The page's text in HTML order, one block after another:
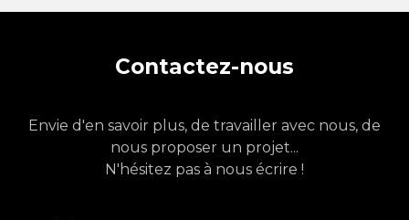
Contactez-nous
Envie d'en savoir plus, de travailler avec nous, de
nous proposer un projet...
N'hésitez pas à nous écrire !